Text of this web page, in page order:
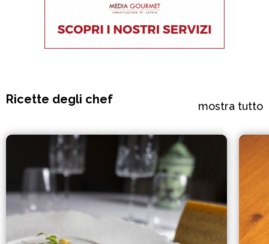
Ricette degli chef mostra tutto